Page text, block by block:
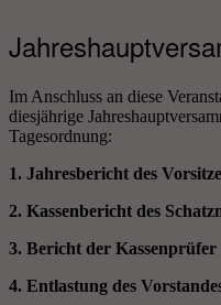
Im Anschluss an diese
diesjährige
Tagesordnung:
1. Jahresbericht des
2. Kassenbericht des
3. Bericht der Kassenprüfer
4. Entlastung des